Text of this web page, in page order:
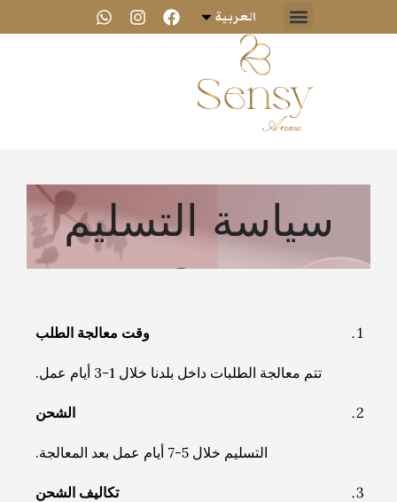
العربية
سياسة التسليم
وقت معالجة الطلب
تتم معالجة الطلبات داخل بلدنا خلال 1-3 أيام عمل.
الشحن
التسليم خلال 5-7 أيام عمل بعد المعالجة.
تكاليف الشحن